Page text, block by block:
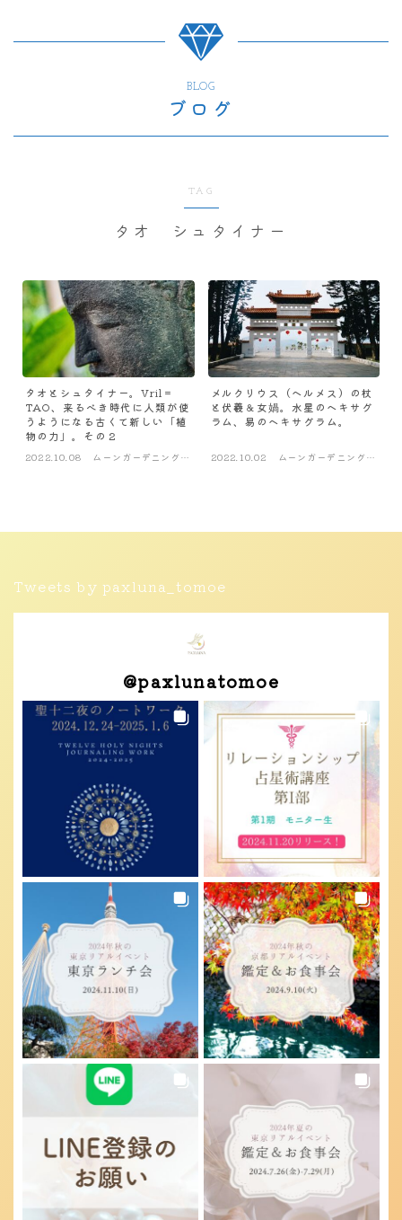
BLOG
ブログ
TAG
タオ シュタイナー
タオとシュタイナー。Vril＝
TAO、来るべき時代に人類が使
うようになる古くて新しい「植
物の力」。その２
2022.10.08
ムーンガーデニング・
メルクリウス（ヘルメス）の杖
と伏羲＆女媧。水星のヘキサグ
ラム、易のヘキサグラム。
2022.10.02
ムーンガーデニング・
Tweets by paxluna_tomoe
@paxlunatomoe